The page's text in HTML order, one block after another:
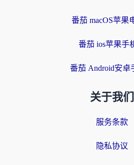
番茄 macOS苹果
番茄 ios苹果手
番茄 Android安卓
关于我们
服务条款
隐私协议